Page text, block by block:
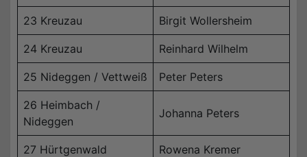
23 Kreuzau Birgit Wollersheim
24 Kreuzau Reinhard Wilhelm
25 Nideggen / Vettweiß Peter Peters
26 Heimbach /
Nideggen
Johanna Peters
27 Hürtgenwald Rowena Kremer